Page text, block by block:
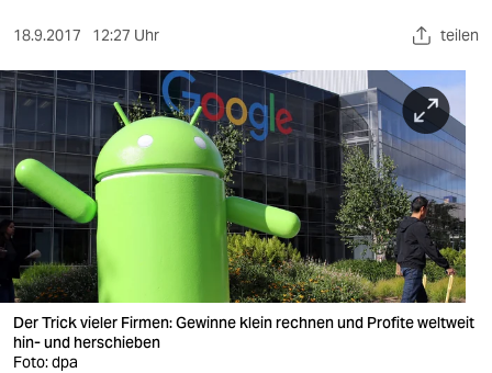
sport
berlin
nord
wahrheit
verlag
verlag
veranstaltungen
18.9.2017 12:27 Uhr teilen
Der Trick vieler Firmen: Gewinne klein rechnen und Profite weltweit
hin- und herschieben
Foto: dpa